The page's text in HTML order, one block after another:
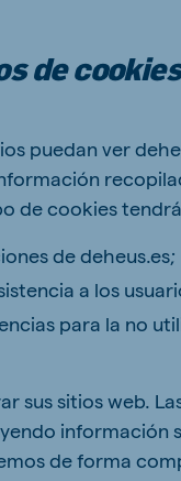
de cookies
puedan ver
de cookies
de deheus.es;
a los
para la no
sus sitios web.
información
de forma
(Koudijs)
(Koudijs)